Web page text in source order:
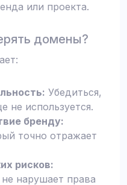
или проекта.
домены?
Убедиться,
не используется.
бренду:
точно отражает
рисков:
нарушает права